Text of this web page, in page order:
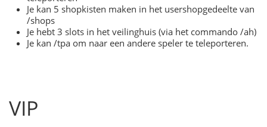
Je kan 5 shopkisten maken in het usershopgedeelte van
/shops
Je hebt 3 slots in het veilinghuis (via het commando /ah)
Je kan /tpa om naar een andere speler te teleporteren.
VIP